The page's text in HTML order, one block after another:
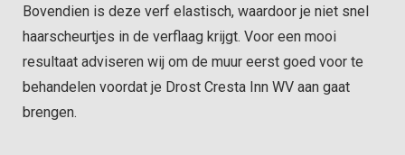
Bovendien is deze verf elastisch, waardoor je niet snel
haarscheurtjes in de verflaag krijgt. Voor een mooi
resultaat adviseren wij om de muur eerst goed voor te
behandelen voordat je Drost Cresta Inn WV aan gaat
brengen.